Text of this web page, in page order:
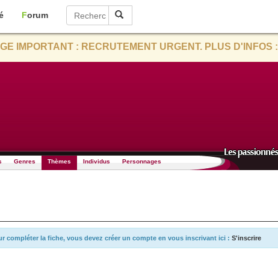
Forum
IMPORTANT : RECRUTEMENT URGENT. PLUS D'INFOS :
Genres Thèmes Individus Personnages
compléter la fiche, vous devez créer un compte en vous inscrivant ici : S'inscrire